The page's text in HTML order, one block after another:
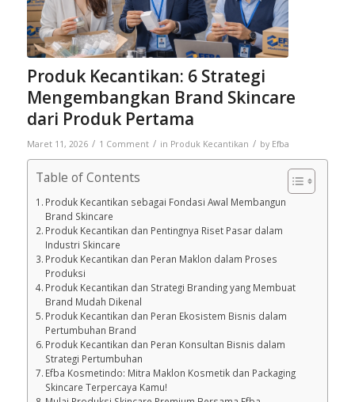
Produk Kecantikan: 6 Strategi
Mengembangkan Brand Skincare
dari Produk Pertama
Maret 11, 2026 / 1 Comment / in Produk Kecantikan / by Efba
Table of Contents
Produk Kecantikan sebagai Fondasi Awal Membangun
Brand Skincare
Produk Kecantikan dan Pentingnya Riset Pasar dalam
Industri Skincare
Produk Kecantikan dan Peran Maklon dalam Proses
Produksi
Produk Kecantikan dan Strategi Branding yang Membuat
Brand Mudah Dikenal
Produk Kecantikan dan Peran Ekosistem Bisnis dalam
Pertumbuhan Brand
Produk Kecantikan dan Peran Konsultan Bisnis dalam
Strategi Pertumbuhan
Efba Kosmetindo: Mitra Maklon Kosmetik dan Packaging
Skincare Terpercaya Kamu!